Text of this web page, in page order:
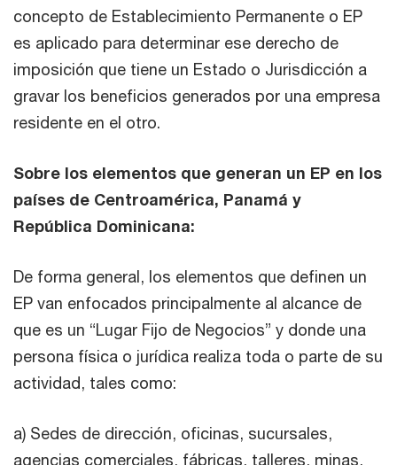
concepto de Establecimiento Permanente o EP
es aplicado para determinar ese derecho de
imposición que tiene un Estado o Jurisdicción a
gravar los beneficios generados por una empresa
residente en el otro.
Sobre los elementos que generan un EP en los
países de Centroamérica, Panamá y
República Dominicana:
De forma general, los elementos que definen un
EP van enfocados principalmente al alcance de
que es un “Lugar Fijo de Negocios” y donde una
persona física o jurídica realiza toda o parte de su
actividad, tales como:
a) Sedes de dirección, oficinas, sucursales,
agencias comerciales, fábricas, talleres, minas,